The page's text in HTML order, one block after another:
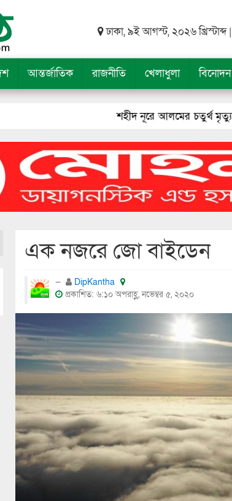
ঢাকা, ৯ই আগস্ট, ২০২৬ খ্রিস্টাব্দ
আন্তর্জাতিক রাজনীতি খেলাধুলা বিনোদন
শহীদ নূরে আলমের চতুর্থ মৃত্যুবার্ষিকী পালিত
এক নজরে জো বাইডেন
DipKantha
প্রকাশিত: ৬:১০ অপরাহ্ণ, নভেম্বর ৫, ২০২০